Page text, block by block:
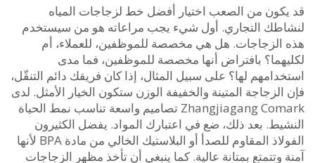
من الصعب اختيار أفضل خط لزجاجات المياه
التجاري. أول شيء يجب مراعاته هو من سيستخدم
هل هي مخصصة للموظفين، للعملاء، أم
بافتراض أنها مخصصة للموظفين، فما مدى
لها؟ على سبيل المثال، إذا كان فريقك دائم التنقّل،
المتينة والخفيفة الوزن ستكون الخيار الأمثل. لدى
Zhangjiagang Comark تصاميم واسعة تناسب نمط الحياة
بعد ذلك، ضع في اعتبارك المواد. يفضل الكثيرون
الفولاذ المقاوم للصدأ أو البلاستيك الخالي من مادة BPA لأنها
وتتمتع بمتانة عالية. كما ينبغي أن تأخذ مظهر الزجاجات